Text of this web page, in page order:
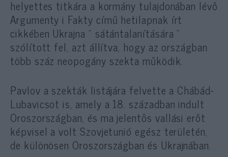
helyettes titkára a kormány tulajdonában lévő
Argumenty i Fakty című hetilapnak írt
cikkében Ukrajna ” sátántalanítására ”
szólított fel, azt állítva, hogy az országban
több száz neopogány szekta működik.
Pavlov a szekták listájára felvette a Chábád-
Lubavicsot is, amely a 18. században indult
Oroszországban, és ma jelentős vallási erőt
képvisel a volt Szovjetunió egész területén,
de különösen Oroszországban és Ukrajnában.